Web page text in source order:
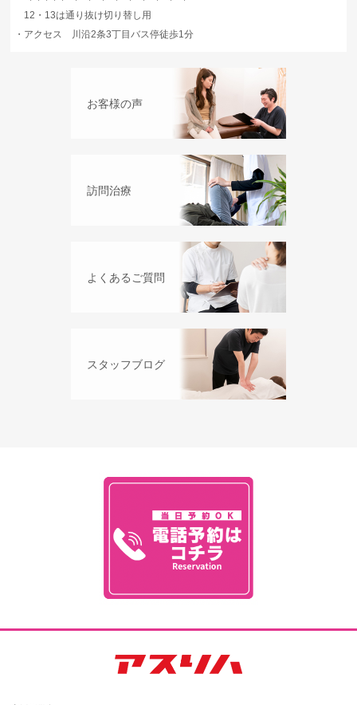
12・13は通り抜け切り替し用
・ アクセス 川沿2条3丁目バス停徒歩1分
お客様の声
訪問治療
よくあるご質問
スタッフブログ